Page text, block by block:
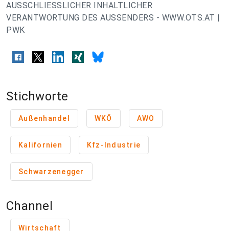
AUSSCHLIESSLICHER INHALTLICHER
VERANTWORTUNG DES AUSSENDERS - WWW.OTS.AT |
PWK
Stichworte
Außenhandel WKÖ AWO
Kalifornien Kfz-Industrie
Schwarzenegger
Channel
Wirtschaft